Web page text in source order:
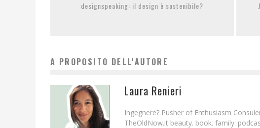
designspeaking: il design è sostenibile?
A PROPOSITO DELL'AUTORE
Laura Renieri
Ingegnere? Pusher of Enthusiasm
TheOldNow.it beauty. book. family.